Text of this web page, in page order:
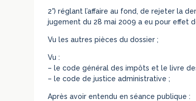
2°) réglant l’affaire au fond, de rejeter la
jugement du 28 mai 2009 a eu pour effet
Vu les autres pièces du dossier ;
Vu :
– le code général des impôts et le livre
– le code de justice administrative ;
Après avoir entendu en séance publique :